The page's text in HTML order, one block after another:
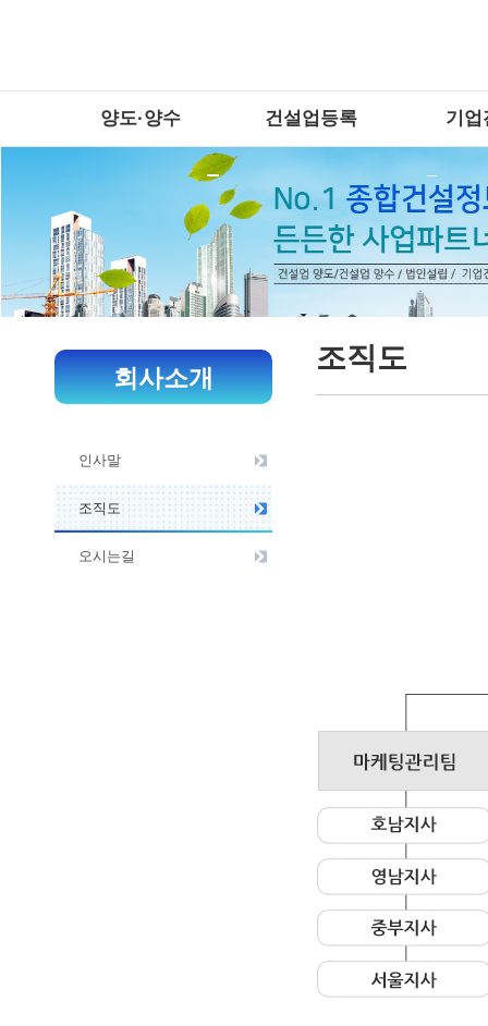
양도·양수 건설업등록 기업
회사소개
인사말
조직도
오시는길
조직도